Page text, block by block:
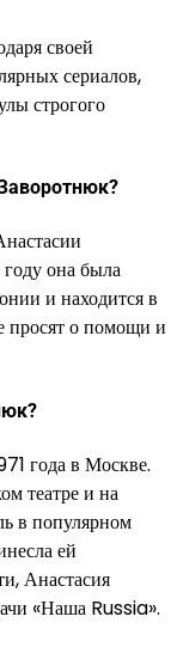
своей
сериалов,
строгого
она была
и находится в
просят о помощи и
года в Москве.
театре и на
в популярном
ей
Анастасия
«Наша Russia».